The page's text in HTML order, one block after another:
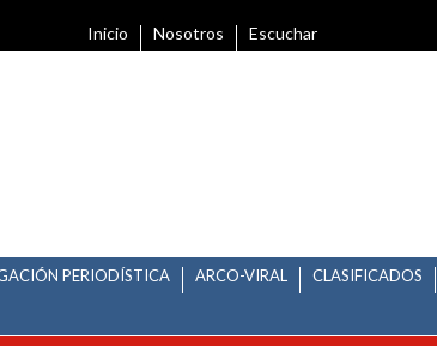
Inicio Nosotros Escuchar
PERIODÍSTICA ARCO-VIRAL
CLASIFICADOS